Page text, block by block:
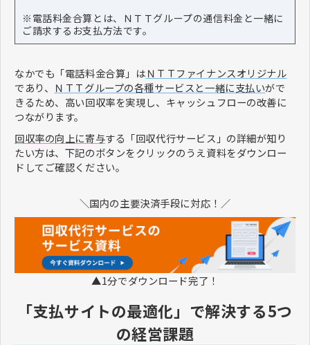
※電話料金合算とは、ＮＴＴグループの通信料金と一緒に
ご請求するお支払方法です。
なかでも「電話料金合算」はＮＴＴファイナンスオリジナル
であり、
ＮＴＴグループの各種サービスと一緒に支払いがで
きるため、高い回収率を実現し、キャッシュフローの改善に
つながります。
回収率の向上に寄与する「回収代行サービス」の詳細が知り
たい方は、下記のボタンをクリックのうえ資料をダウンロー
ドしてご確認ください。
＼国内の主要決済手段に対応！／
▲1分でダウンロード完了！
「支払サイトの最適化」で解決する5つ
の経営課題